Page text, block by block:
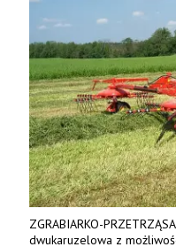
ZGRABIARKO-
dwukaruzelowa z